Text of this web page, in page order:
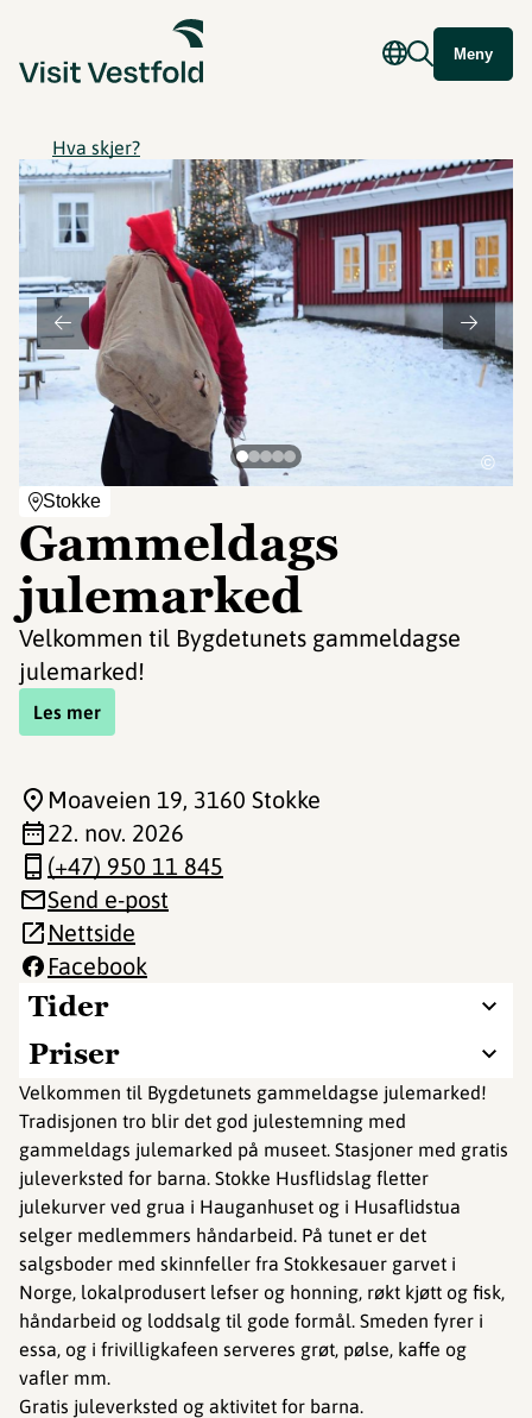
Meny
Hva skjer?
Stokke
Gammeldags
julemarked
Velkommen til Bygdetunets gammeldagse
julemarked!
Les mer
©
Tider
Priser
Velkommen til Bygdetunets gammeldagse julemarked!
Tradisjonen tro blir det god julestemning med
gammeldags julemarked på museet. Stasjoner med gratis
juleverksted for barna. Stokke Husflidslag fletter
julekurver ved grua i Hauganhuset og i Husaflidstua
selger medlemmers håndarbeid. På tunet er det
salgsboder med skinnfeller fra Stokkesauer garvet i
Norge, lokalprodusert lefser og honning, røkt kjøtt og fisk,
håndarbeid og loddsalg til gode formål. Smeden fyrer i
essa, og i frivilligkafeen serveres grøt, pølse, kaffe og
vafler mm.
Gratis juleverksted og aktivitet for barna.
Moaveien 19, 3160 Stokke
22. nov. 2026
(+47) 950 11 845
Send e-post
Nettside
Facebook